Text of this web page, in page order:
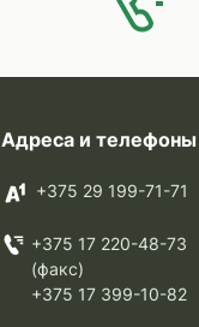
Адреса и телефоны
+375 29 199-71-71
+375 17 220-48-73
(факс)
+375 17 399-10-82